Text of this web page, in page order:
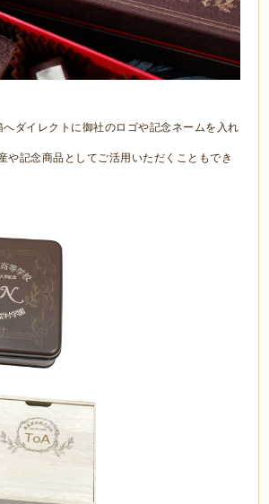
ダイレクトに御社のロゴや記念ネームを入れ
や記念商品としてご活用いただくこともでき